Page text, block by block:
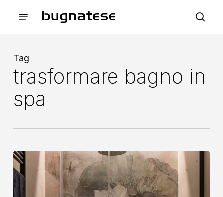
Menu
Tag
trasformare bagno in
spa